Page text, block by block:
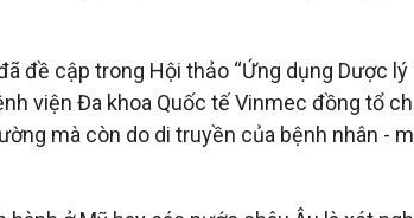
đề cập trong Hội thảo “Ứng dụng Dược
viện Đa khoa Quốc tế Vinmec đồng tổ
mà còn do di truyền của bệnh nhân